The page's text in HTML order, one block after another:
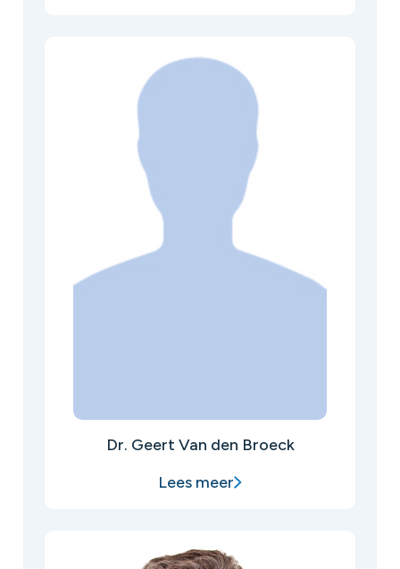
Dr. Geert Van den Broeck
Lees meer